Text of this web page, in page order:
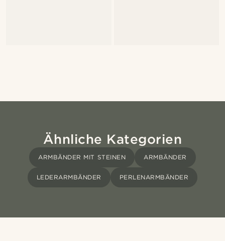
Ähnliche Kategorien
ARMBÄNDER MIT STEINEN ARMBÄNDER
LEDERARMBÄNDER PERLENARMBÄNDER